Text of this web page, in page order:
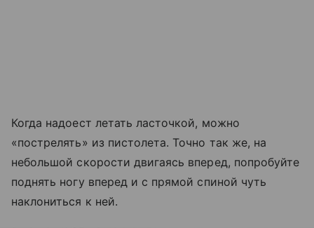
Когда надоест летать ласточкой, можно
«пострелять» из пистолета. Точно так же, на
небольшой скорости двигаясь вперед, попробуйте
поднять ногу вперед и с прямой спиной чуть
наклониться к ней.